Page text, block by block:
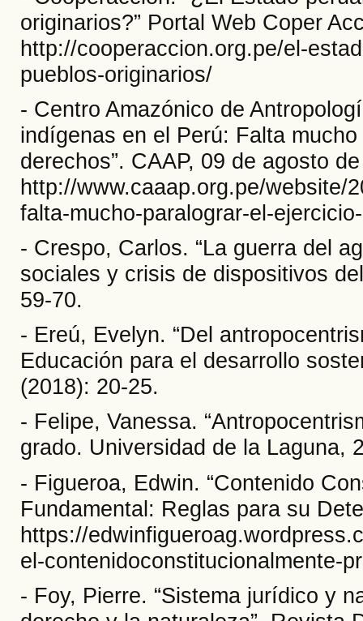
originarios?” Portal Web Coper
http://cooperaccion.org.pe/el-
pueblos-originarios/
- Centro Amazónico de
indígenas en el Perú: Falta
derechos”. CAAP, 09 de agosto
http://www.caaap.org.pe/website/
falta-mucho-paralograr-el-
- Crespo, Carlos. “La guerra del
sociales y crisis de dispositivos
59-70.
- Ereú, Evelyn. “Del
Educación para el desarrollo
(2018): 20-25.
- Felipe, Vanessa.
grado. Universidad de la Laguna,
- Figueroa, Edwin. “Contenido
Fundamental: Reglas para su
https://
el-contenidoconstitucionalmente-
- Foy, Pierre. “Sistema jurídico y